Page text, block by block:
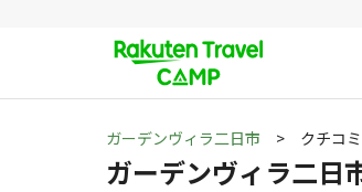
ガーデンヴィラ二日市 > クチコミ
ガーデンヴィラ二日